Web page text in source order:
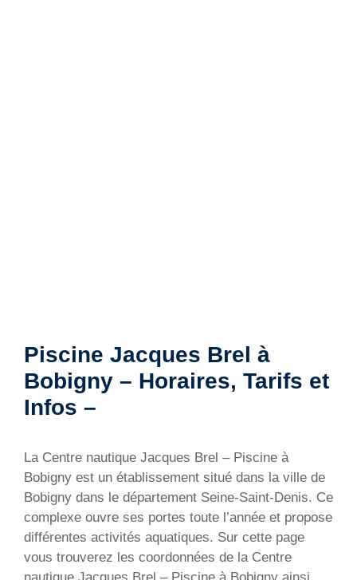
Piscine Jacques Brel à
Bobigny – Horaires, Tarifs et
Infos –
La Centre nautique Jacques Brel – Piscine à
Bobigny est un établissement situé dans la ville de
Bobigny dans le département Seine-Saint-Denis. Ce
complexe ouvre ses portes toute l’année et propose
différentes activités aquatiques. Sur cette page
vous trouverez les coordonnées de la Centre
nautique Jacques Brel – Piscine à Bobigny ainsi